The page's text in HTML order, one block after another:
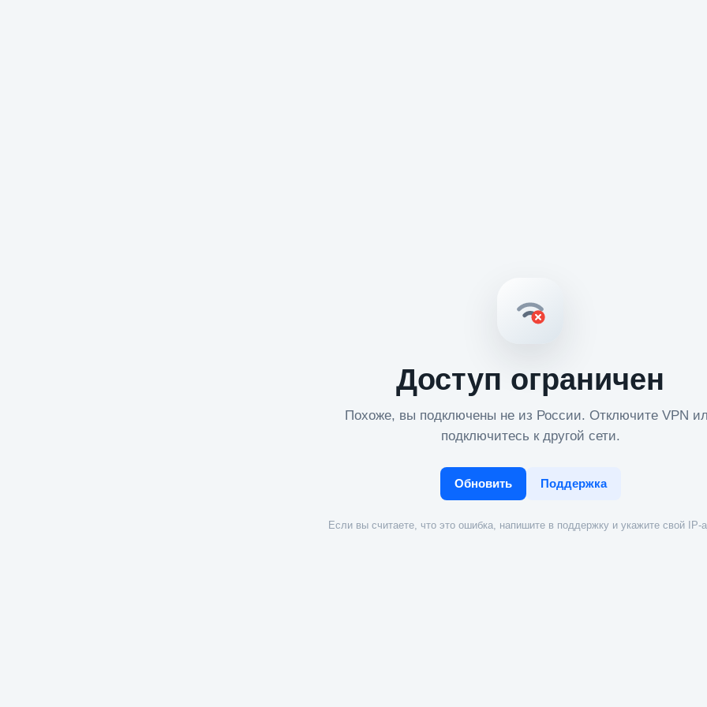
Доступ ограничен
Похоже, вы подключены не из России. Отключите VPN
подключитесь к другой сети.
Обновить Поддержка
Если вы считаете, что это ошибка, напишите в поддержку и укажите свой IP-